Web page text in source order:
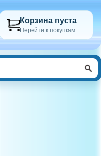
Корзина пуста
Перейти к покупкам